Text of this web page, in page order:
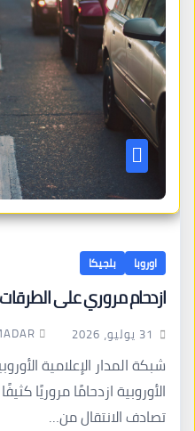
اوروبا بلجيكا
ازدحام مروري على
31 يوليو، 2026
شبكة المدار الإعلامية
الأوروبية ازدحامًا مروريًا
تصادف الانتقال من…